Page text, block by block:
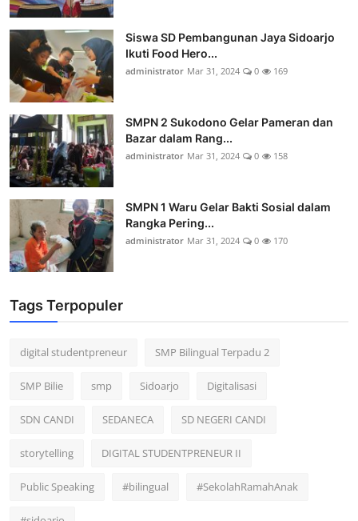
Siswa SD Pembangunan Jaya Sidoarjo
Ikuti Food Hero...
administrator Mar 31, 2024 0 169
SMPN 2 Sukodono Gelar Pameran dan
Bazar dalam Rang...
administrator Mar 31, 2024 0 158
SMPN 1 Waru Gelar Bakti Sosial dalam
Rangka Pering...
administrator Mar 31, 2024 0 170
Tags Terpopuler
digital studentpreneur SMP Bilingual Terpadu 2
SMP Bilie smp Sidoarjo Digitalisasi
SDN CANDI SEDANECA SD NEGERI CANDI
storytelling DIGITAL STUDENTPRENEUR II
Public Speaking #bilingual #SekolahRamahAnak